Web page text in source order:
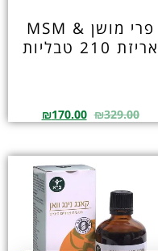
פרי מושן & MSM
אריזת 210 טבליות
₪329.00
₪170.00